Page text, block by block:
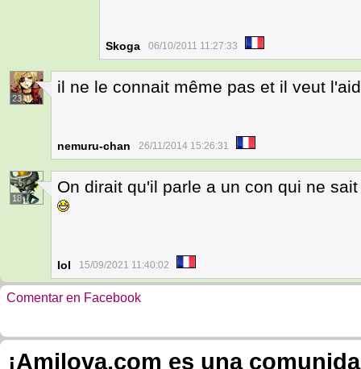
Skoga 06/10/2011 11:27:33
23
il ne le connait même pas et il veut
nemuru-chan 26/11/2014 15:26:31
18
On dirait qu'il parle a un con qui ne
Iol 15/09/2021 11:40:02
Comentar en Facebook
¡Amilova.com es una